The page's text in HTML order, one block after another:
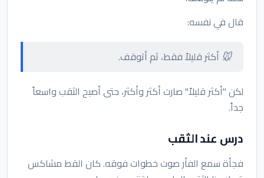
قال في نفسه:
🐭 أكثر قليلاً فقط، ثم أتوقف.
لكن "أكثر قليلاً" صارت أكثر وأكثر، حتى أصبح الثقب واسعاً
جداً.
درس عند الثقب
فجأة سمع الفأر صوت خطوات فوقه. كان القط مشاكس